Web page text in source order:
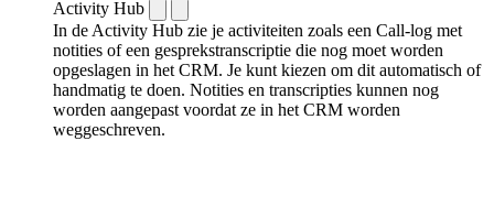
Activity Hub
In de Activity Hub zie je activiteiten zoals een Call-log met
notities of een gespreks­transcriptie die nog moet worden
opgeslagen in het CRM. Je kunt kiezen om dit automatisch of
handmatig te doen. Notities en transcripties kunnen nog
worden aangepast voordat ze in het CRM worden
weggeschreven.